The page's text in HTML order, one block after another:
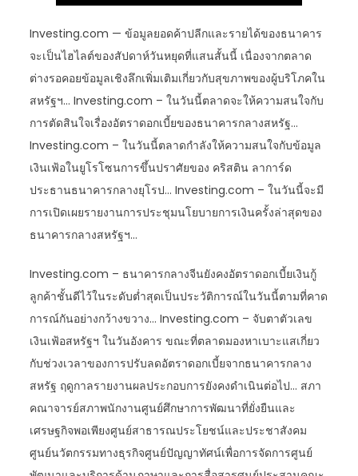
Investing.com — ข้อมูลยอดค้าปลีกและรายได้ของธนาคาร
จะเป็นไฮไลต์ของสัปดาห์วันหยุดที่แสนสั้นนี้ เนื่องจากตลาด
ต่างรอคอยข้อมูลเชิงลึกเพิ่มเติมเกี่ยวกับสุขภาพของผู้บริโภคใน
สหรัฐฯ… Investing.com – ในวันนี้ตลาดจะให้ความสนใจกับ
การตัดสินใจเรื่องอัตราดอกเบี้ยของธนาคารกลางสหรัฐ…
Investing.com – ในวันนี้ตลาดกำลังให้ความสนใจกับข้อมูล
เงินเฟ้อในยูโรโซนการขึ้นปราศัยของ คริสติน ลาการ์ด
ประธานธนาคารกลางยุโรป… Investing.com – ในวันนี้จะมี
การเปิดเผยรายงานการประชุมนโยบายการเงินครั้งล่าสุดของ
ธนาคารกลางสหรัฐฯ…
Investing.com – ธนาคารกลางจีนยังคงอัตราดอกเบี้ยเงินกู้
ลูกค้าชั้นดีไว้ในระดับต่ำสุดเป็นประวัติการณ์ในวันนี้ตามที่คาด
การณ์กันอย่างกว้างขวาง… Investing.com – จับตาตัวเลข
เงินเฟ้อสหรัฐฯ ในวันอังคาร ขณะที่ตลาดมองหาเบาะแสเกี่ยว
กับช่วงเวลาของการปรับลดอัตราดอกเบี้ยจากธนาคารกลาง
สหรัฐ ฤดูกาลรายงานผลประกอบการยังคงดำเนินต่อไป… สภา
คณาจารย์สภาพนักงานศูนย์ศึกษาการพัฒนาที่ยั่งยืนและ
เศรษฐกิจพอเพียงศูนย์สาธารณประโยชน์และประชาสังคม
ศูนย์นวัตกรรมทางธุรกิจศูนย์ปัญญาทัศน์เพื่อการจัดการศูนย์